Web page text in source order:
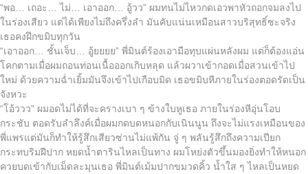
“พอ… เถอะ… ไม่… เอาออก… อู้วว” ผมทนไม่ไหวกดเอวพาหัวถอกจมลงไป
ในร่องเสียว แต่ได้เพียงไม่ถึงครึ่งลำ มันคับแน่นเหมือนสาวบริสุทธิ์ซะจริง
เธอคงฝึกขมิบทุกวัน
“เอาออก… ชั้นเจ็บ… อู้ยยยย” พี่มินต์ร้องเอามือทุบแผ่นหลังผม แต่ก็ต้องแอ่น
โคกตามเมื่อผมถอนท่อนเนื้อออกเกิบหลุด แล้วผวาเข้ากอดเมื่อสวนเข้าไป
ใหม่ ด้วยความฉ่ำเยิ้มมันจึงเข้าไปเกือบมิด เธอขมิบหีภายในร่องตอดรัดเป็น
จังหวะ
“โอ้ววว” ผมอดไม่ได้ที่จะครางเบา ๆ ข้างใบหูเธอ ภายในร่องหีอุ่นโอบ
กระชับ ตอดรับลำลึงค์เมื่อผมกดบดหนอกกับเนินนูน ถึงจะไม่แรงเหมือนของ
พี่แพรแต่มันก็ทำให้รู้สึกเสียวซ่านไม่แพ้กัน จู่ ๆ พลันรู้สึกถึงความเปียก
กระทบริมฝีปาก หยดน้ำตารินไหลเป็นทาง ผมโหย่งตัวขึ้นมองยิ่งทำให้หนอก
ควยบดเข้ากับเม็ดละมุนเธอ พี่มินต์เม้มปากขมวดคิ้ว น้ำใส ๆ ไหลเป็นหยด